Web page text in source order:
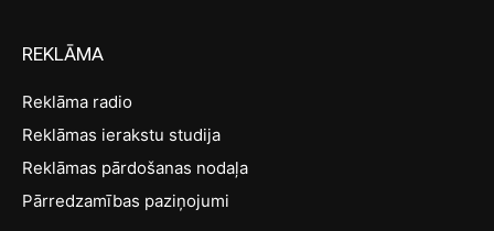
REKLĀMA
Reklāma radio
Reklāmas ierakstu studija
Reklāmas pārdošanas nodaļa
Pārredzamības paziņojumi